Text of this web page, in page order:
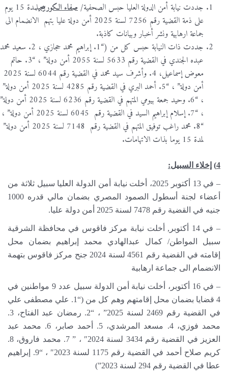
جددت نيابة أمن الدولة العليا حبس الصحفية/صفاء الكوربيجي
لمدة 15 يوم
على ذمة القضية رقم 7256 لسنة 2025 أمن دولة عليا بتهم الانضمام الى
جماعة ارهابية ونشر أخبار وبيانات كاذبة.
جددت ذات النيابة حبس كل من (“1. إبراهيم محمد حجازي ، 2. سعيد محمد
عبده الجندي في القضية رقم 5633 لسنة 2055 أمن دولة” ، “3. حاتم
معوض إسماعيل، 4. وأشرف سيد محمد في القضية رقم 6044 لسنة 2025
أمن دولة” ، “5. أحمد البري في القضية رقم 4285 لسنة 2025 أمن دولة”
، “6. وحيد جمعة بيومي المتهم في القضية رقم 6236 لسنة 2025 أمن دولة”
، “7. إسلام إبراهيم السيد في القضية رقم 6045 لسنة 2025 أمن دولة” ،
“8. محمد راغب توفيق المتهم في القضية رقم 7148 لسنة 2025 أمن دولة”
لمدة 15 يوما بذات الاتهامات.
4) إخلاء السبيل:
– في 13 أكتوبر 2025، أخلت نيابة أمن الدولة العليا سبيل ثلاثة من
أعضاء لجنة أسطول الصمود المصري بضمان مالي قدره 1000
جنيه في القضية رقم 7478 لسنة 2025 أمن دولة عليا.
– في 14 أكتوبر, أخلت نيابة مركز فاقوس في محافظة الشرقية
سبيل المواطن/ كمال عبدالهادي محمد إبراهيم بضمان محل
إقامته في القضية رقم 4561 لسنة 2024 جنح مركز فاقوس بتهمة
الانضمام الى جماعة ارهابية
– في 16 أكتوبر، أخلت نيابة أمن الدولة سبيل عدد 9 مواطنين في
4 قضايا بضمان محل إقامتهم وهم كل من (“1. علي مصطفى علي
في القضية رقم 2469 لسنة 2025” ، “2. رمضان عبد الفتاح، 3.
محمد فوزي، 4. مسعد المرشدي، 5. أحمد صابر، 6. محمد عبد
العزيز في القضية رقم 3434 لسنة 2024″ ، ” 7. محمد فاروق، 8.
كريم صلاح أحمد في القضية رقم 1175 لسنة 2023″ ، “9. إبراهيم
عطا في القضية رقم 294 لسنة 2023”)